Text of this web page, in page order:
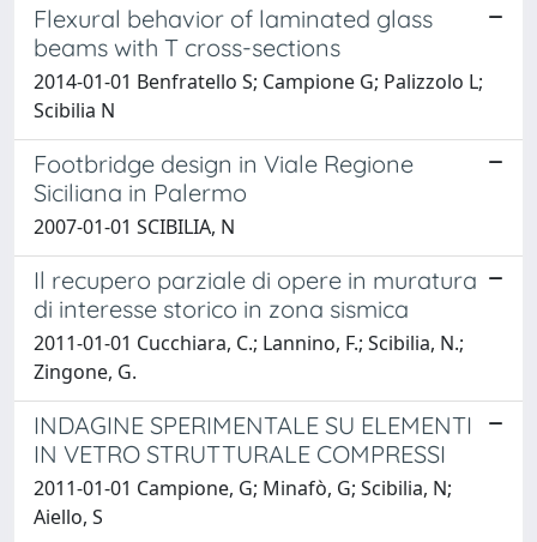
Flexural behavior of laminated glass
beams with T cross-sections
2014-01-01 Benfratello S; Campione G; Palizzolo L;
Scibilia N
Footbridge design in Viale Regione
Siciliana in Palermo
2007-01-01 SCIBILIA, N
Il recupero parziale di opere in muratura
di interesse storico in zona sismica
2011-01-01 Cucchiara, C.; Lannino, F.; Scibilia, N.;
Zingone, G.
INDAGINE SPERIMENTALE SU ELEMENTI
IN VETRO STRUTTURALE COMPRESSI
2011-01-01 Campione, G; Minafò, G; Scibilia, N;
Aiello, S